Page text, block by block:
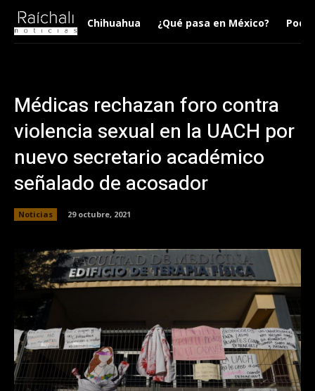
Chihuahua ¿Qué pasa en México?
Médicas rechazan foro contra
violencia sexual en la UACH por
nuevo secretario académico
señalado de acosador
Noticias 29 octubre, 2021